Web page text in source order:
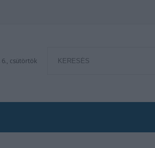
6., csütörtök